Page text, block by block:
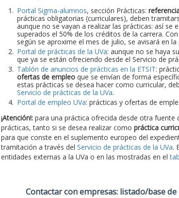
Portal Sigma-alumnos, sección Prácticas:
prácticas obligatorias (curriculares), deben
aunque no se vayan a realizar las prácticas: así
superados el 50% de los créditos de la carrera.
según se aproxime el mes de julio, se avisará en la
Portal de prácticas de la UVa: aunque no se haya
que ya se están ofreciendo desde el Servicio de
Tablón de anuncios de prácticas en la ETSIT:
ofertas de empleoque se envían de forma
estas prácticas se desea hacer como curricular,
Servicio de prácticas de la UVa.
Portal de empleo UVa: prácticas y ofertas de
¡Atención!:para una práctica ofrecida desde otra fuente
prácticas, tanto si se desea realizar como práctica
para que conste en el suplemento europeo del
tramitación a través del Servicio de prácticas de la UVa.
entidades externas a la UVa o en las mostradas en el
Contactar con empresas: listado/base de